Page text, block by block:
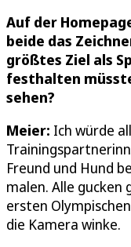
Auf der
beide das
größtes Ziel als
festhalten
sehen?
Meier: Ich würde
Freund und Hund
malen. Alle gucken
ersten
die Kamera winke.